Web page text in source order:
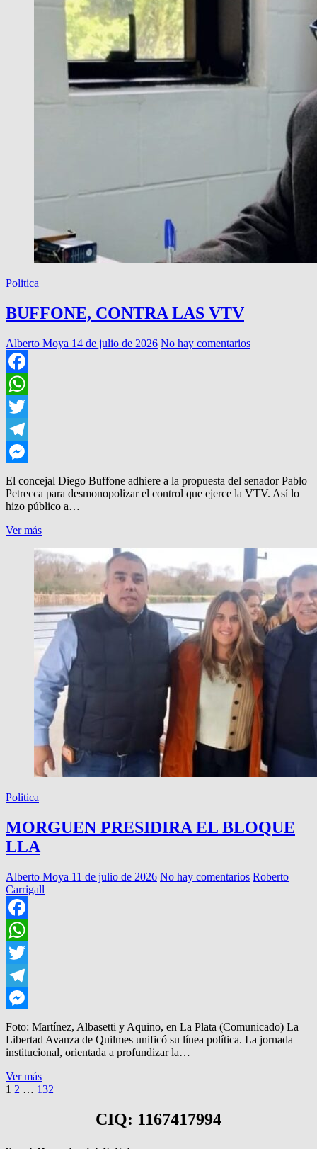
Politica
BUFFONE, CONTRA LAS VTV
Alberto Moya 14 de julio de 2026 No hay comentarios
Facebook
WhatsApp
Twitter
Telegram
Messenger
El concejal Diego Buffone adhiere a la propuesta del senador Pablo
Petrecca para desmonopolizar el control que ejerce la VTV. Así lo
hizo público a…
Ver másBUFFONE,
LAS
VTV
Politica
MORGUEN PRESIDIRA EL BLOQUE
LLA
Alberto Moya 11 de julio de 2026 No hay comentarios Roberto
Carrigall
Facebook
WhatsApp
Twitter
Telegram
Messenger
Foto: Martínez, Albasetti y Aquino, en La Plata (Comunicado) La
Libertad Avanza de Quilmes unificó su línea política. La jornada
institucional, orientada a profundizar la…
Ver másMORGUEN
PRESIDIRA
Paginación
Página
1 Página
2 … Página
132
CIQ: 1167417994